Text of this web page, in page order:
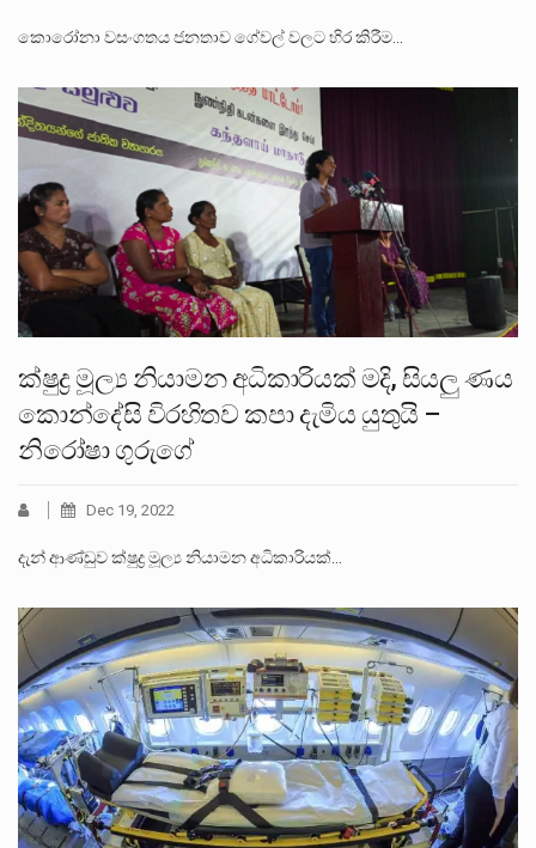
කොරෝනා වසංගතය ජනතාව ගේවල් වලට හිර කිරීම…
ක්ෂුද්‍ර මූල්‍ය නියාමන අධිකාරියක් මදි, සියලු ණය
කොන්දේසි විරහිතව කපා දැමිය යුතුයි –
නිරෝෂා ගුරුගේ
Dec 19, 2022
දැන් ආණ්ඩුව ක්ෂුද්‍ර මූල්‍ය නියාමන අධිකාරියක්…